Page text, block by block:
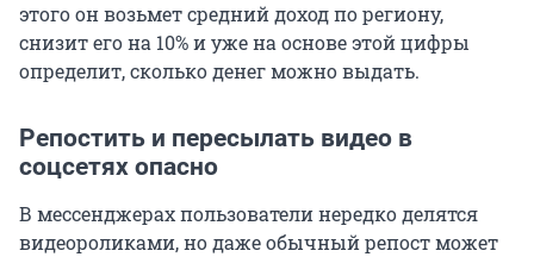
этого он возьмет средний доход по региону,
снизит его на 10% и уже на основе этой цифры
определит, сколько денег можно выдать.
Репостить и пересылать видео в
соцсетях опасно
В мессенджерах пользователи нередко делятся
видеороликами, но даже обычный репост может